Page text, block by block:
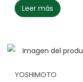
Leer más
YOSHIMOTO